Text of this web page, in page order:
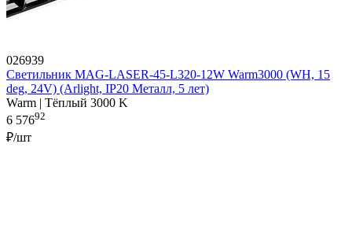
026939
Светильник MAG-LASER-45-L320-12W Warm3000 (WH, 15
deg, 24V) (Arlight, IP20 Металл, 5 лет)
Warm | Тёплый 3000 K
6 57692
₽/шт